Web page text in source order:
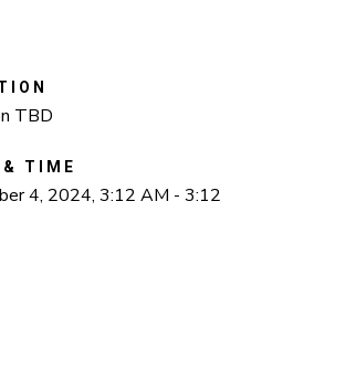
TBD
& TIME
4, 2024, 3:12 AM - 3:12